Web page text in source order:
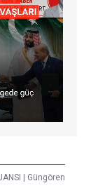
| Güngören